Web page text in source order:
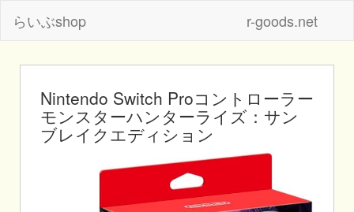
らいぶshop r-goods.net
Nintendo Switch Proコントローラー
モンスターハンターライズ：サン
ブレイクエディション